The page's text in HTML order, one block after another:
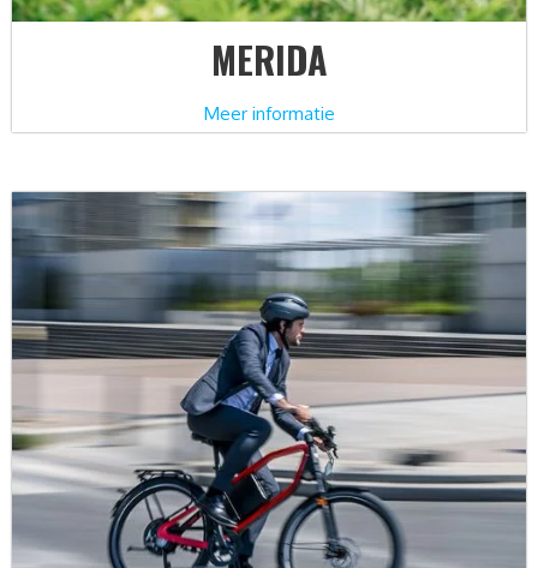
MERIDA
Meer informatie